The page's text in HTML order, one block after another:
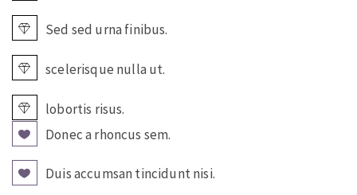
Sed sed urna finibus.
scelerisque nulla ut.
lobortis risus.
Donec a rhoncus sem.
Duis accumsan tincidunt nisi.